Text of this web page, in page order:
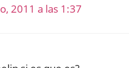
2011 a las 1:37